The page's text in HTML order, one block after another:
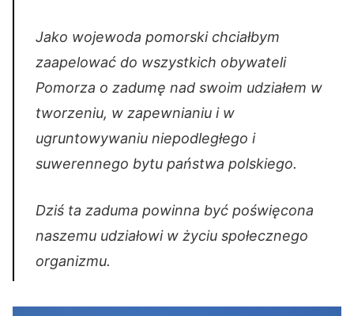
Jako wojewoda pomorski chciałbym
zaapelować do wszystkich obywateli
Pomorza o zadumę nad swoim udziałem w
tworzeniu, w zapewnianiu i w
ugruntowywaniu niepodległego i
suwerennego bytu państwa polskiego.
Dziś ta zaduma powinna być poświęcona
naszemu udziałowi w życiu społecznego
organizmu.